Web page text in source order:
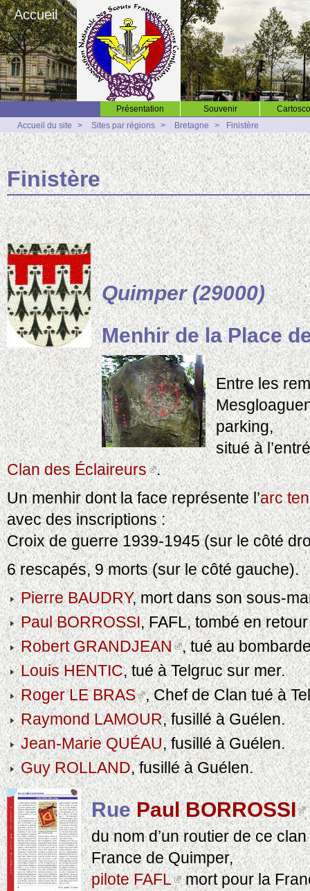
Accueil
Présentation Souvenir
Accueil du site
> Sites par régions > Bretagne > Finistère
Finistère
Quimper (29000)
Menhir de la Place
Entre les
parking,
situé à
Clan des Éclaireurs .
Un menhir dont la face représente l’arc
avec des inscriptions :
Croix de guerre 1939-1945 (sur le côté
6 rescapés, 9 morts (sur le côté gauche).
Pierre BAUDRY, mort dans son sous-
Paul BORROSSI, FAFL, tombé en
Robert GRANDJEAN , tué au
Louis HENTIC, tué à Telgruc sur mer.
Roger LE BRAS , Chef de Clan tué à
Raymond LAMOUR, fusillé à Guélen.
Jean-Marie QUÉAU, fusillé à Guélen.
Guy ROLLAND, fusillé à Guélen.
RuePaul BORROSSI
du nom d’un routier de ce
France de Quimper,
pilote FAFL mort pour la